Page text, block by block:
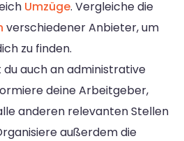
Umzüge. Vergleiche die
verschiedener Anbieter, um
zu finden.
auch an administrative
deine Arbeitgeber,
anderen relevanten Stellen
außerdem die